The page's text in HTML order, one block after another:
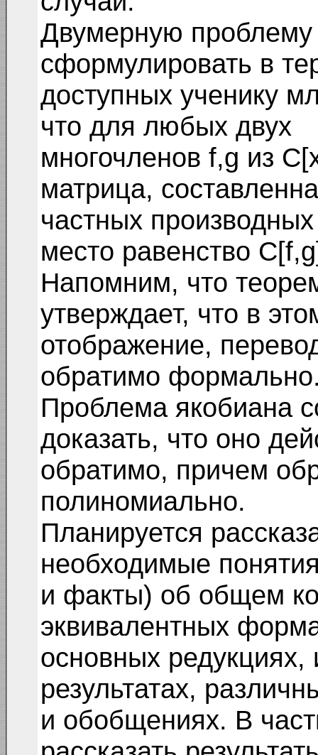
Двумерную
сформулировать в
доступных ученику
что для любых двух
многочленов f,g из
матрица,
частных
место равенство
Напомним, что
утверждает, что в
отображение,
обратимо
Проблема якобиана
доказать, что оно
обратимо, причем
полиномиально.
Планируется
необходимые
и факты) об общем
эквивалентных
основных редукциях,
результатах,
и обобщениях. В